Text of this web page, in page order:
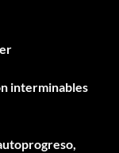
interminables